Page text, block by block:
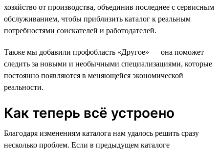
хозяйство от производства, объединив последнее с сервисным
обслуживанием, чтобы приблизить каталог к реальным
потребностями соискателей и работодателей.
Также мы добавили профобласть «Другое» — она поможет
следить за новыми и необычными специализациями, которые
постоянно появляются в меняющейся экономической
реальности.
Как теперь всё устроено
Благодаря изменениям каталога нам удалось решить сразу
несколько проблем. Если в предыдущем каталоге